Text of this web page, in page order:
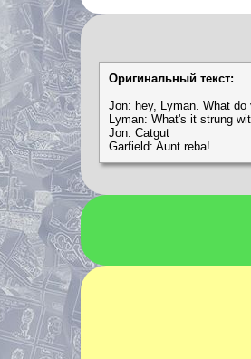
Оригинальный текст:
Jon: hey, Lyman. What
Lyman: What's it strung
Jon: Catgut
Garfield: Aunt reba!